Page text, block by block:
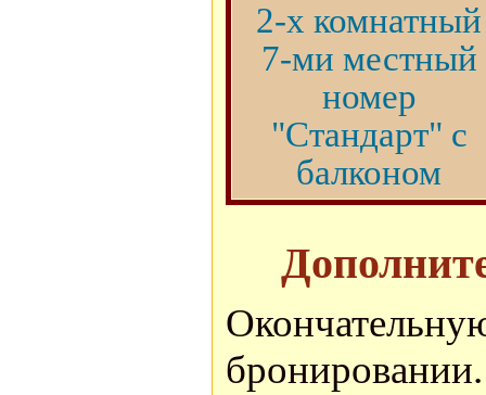
2-х комнатный
7-ми местный
номер
"Стандарт" с
балконом
бронировании.